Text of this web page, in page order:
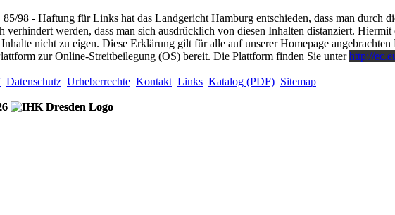
98 - Haftung für Links hat das Landgericht Hamburg entschieden, dass man durch
verhindert werden, dass man sich ausdrücklich von diesen Inhalten distanziert.
nicht zu eigen. Diese Erklärung gilt für alle auf unserer Homepage angebrachten
zur Online-Streitbeilegung (OS) bereit. Die Plattform finden Sie unterhttp://
Datenschutz Urheberrechte Kontakt Links Katalog (PDF) Sitemap